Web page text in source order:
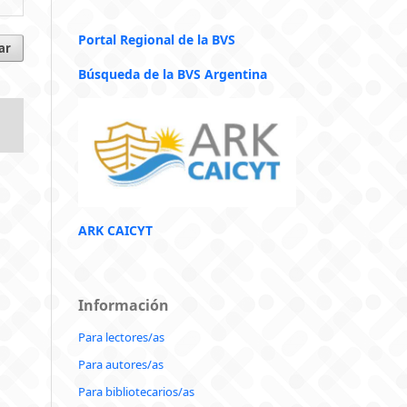
Portal Regional de la BVS
Búsqueda de la BVS Argentina
ARK CAICYT
Información
Para lectores/as
Para autores/as
Para bibliotecarios/as